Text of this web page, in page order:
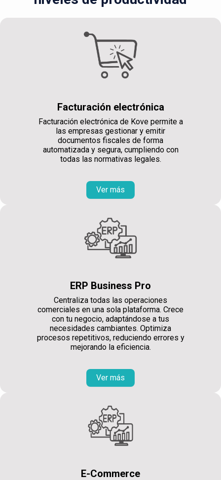
Facturación electrónica
Facturación electrónica de Kove permite a
las empresas gestionar y emitir
documentos fiscales de forma
automatizada y segura, cumpliendo con
todas las normativas legales.
Ver más
ERP Business Pro
Centraliza todas las operaciones
comerciales en una sola plataforma. Crece
con tu negocio, adaptándose a tus
necesidades cambiantes. Optimiza
procesos repetitivos, reduciendo errores y
mejorando la eficiencia.
Ver más
E-Commerce